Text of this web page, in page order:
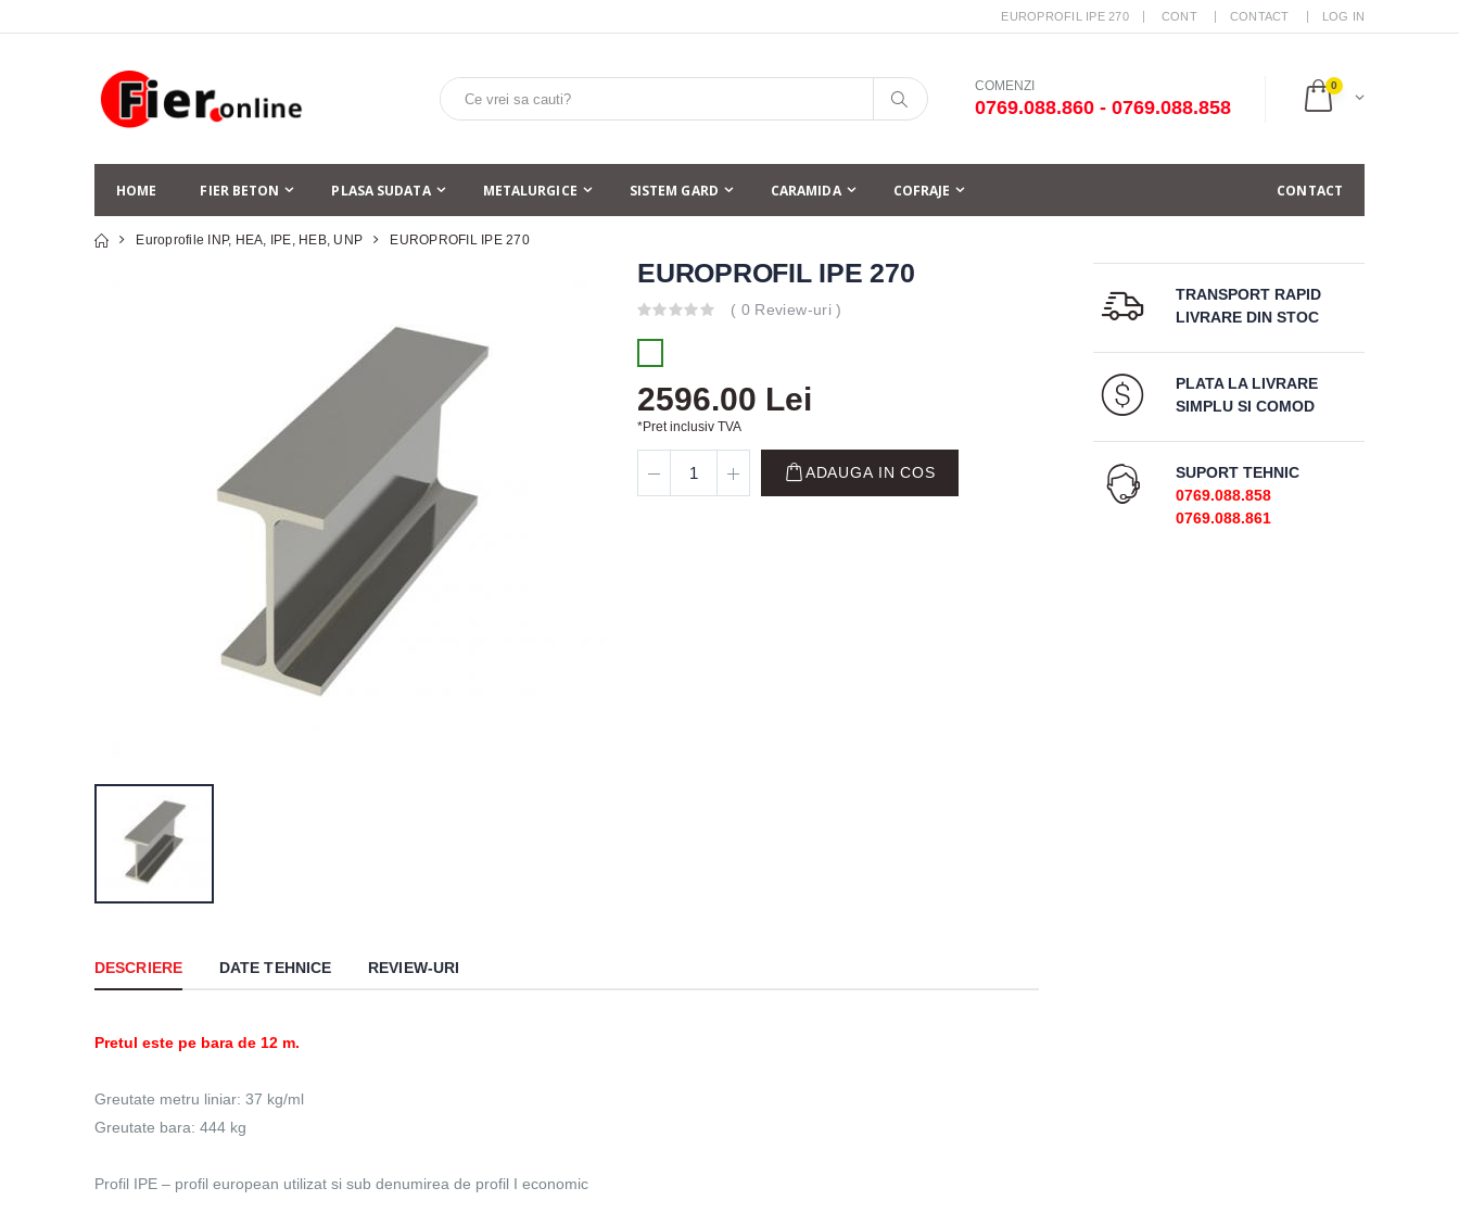
EUROPROFIL IPE 270 CONT CONTACT LOG IN
COMENZI
0769.088.860 - 0769.088.858
0
HOME FIER BETON PLASA SUDATA METALURGICE SISTEM GARD CARAMIDA COFRAJE CONTACT
Europrofile INP, HEA, IPE, HEB, UNP EUROPROFIL IPE 270
EUROPROFIL IPE 270
( 0 Review-uri )
2596.00 Lei
*Pret inclusiv TVA
ADAUGA IN COS
DESCRIERE DATE TEHNICE REVIEW-URI
Pretul este pe bara de 12 m.
Greutate metru liniar: 37 kg/ml
Greutate bara: 444 kg
Profil IPE – profil european utilizat si sub denumirea de profil I economic
TRANSPORT RAPID
LIVRARE DIN STOC
PLATA LA LIVRARE
SIMPLU SI COMOD
SUPORT TEHNIC
0769.088.858
0769.088.861